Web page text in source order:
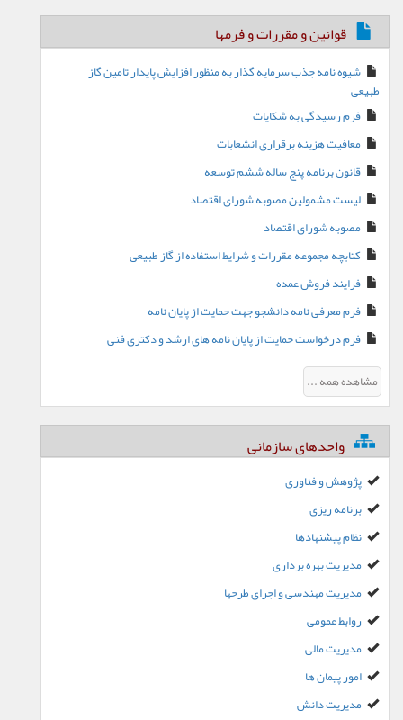
قوانین و مقررات و فرمها
شیوه نامه جذب سرمایه گذار به منظور افزایش پایدار تامین گاز
طبیعی
فرم رسیدگی به شکایات
معافیت هزینه برقراری انشعابات
قانون برنامه پنج ساله ششم توسعه
لیست مشمولین مصوبه شورای اقتصاد
مصوبه شورای اقتصاد
کتابچه مجموعه مقررات و شرایط استفاده از گاز طبیعی
فرایند فروش عمده
فرم معرفی نامه دانشجو جهت حمایت از پایان نامه
فرم درخواست حمایت از پایان نامه های ارشد و دکتری فنی
مشاهده همه ...
واحدهای سازمانی
پژوهش و فناوری
برنامه ریزی
نظام پیشنهادها
مدیریت بهره برداری
مدیریت مهندسی و اجرای طرحها
روابط عمومی
مدیریت مالی
امور پیمان ها
مدیریت دانش